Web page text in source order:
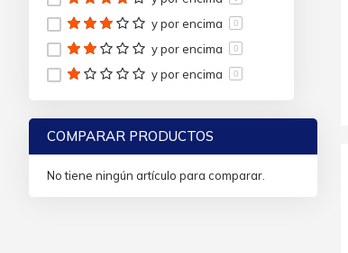
y por encima 0
y por encima 0
y por encima 0
COMPARAR PRODUCTOS
No tiene ningún artículo para comparar.